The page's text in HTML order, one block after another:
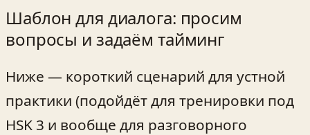
Шаблон для диалога: просим
вопросы и задаём тайминг
Ниже — короткий сценарий для устной
практики (подойдёт для тренировки под
HSK 3 и вообще для разговорного